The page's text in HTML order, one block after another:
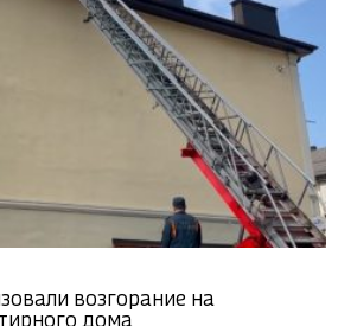
возгорание на
дома